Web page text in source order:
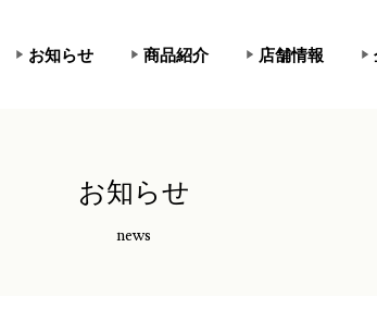
お知らせ 商品紹介 店舗情報
お知らせ
news